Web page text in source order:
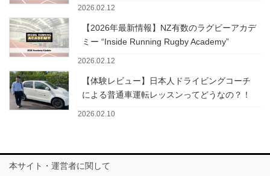
2026.02.12
【2026年最新情報】NZ有数のラグビーアカデ
ミー “Inside Running Rugby Academy”
2026.02.12
【体験レビュー】日本人ドライビングコーチ
による普通車運転レッスンってどうなの？！
2026.02.10
本サイト・運営者に関して